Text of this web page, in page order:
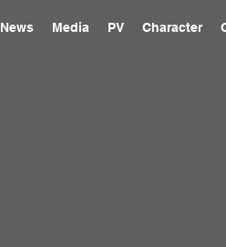
News Media PV Character